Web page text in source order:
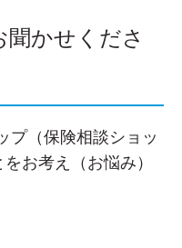
かせくださ
プ（保険相談ショッ
お考え（お悩み）